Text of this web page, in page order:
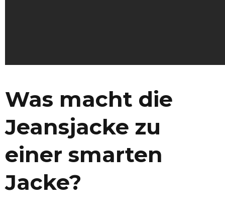
Was macht die
Jeansjacke zu
einer smarten
Jacke?